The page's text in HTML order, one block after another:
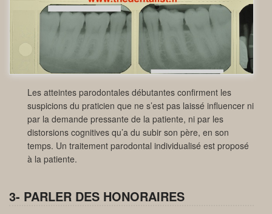
Les atteintes parodontales débutantes confirment les
suspicions du praticien que ne s’est pas laissé influencer ni
par la demande pressante de la patiente, ni par les
distorsions cognitives qu’a du subir son père, en son
temps. Un traitement parodontal individualisé est proposé
à la patiente.
3- PARLER DES HONORAIRES